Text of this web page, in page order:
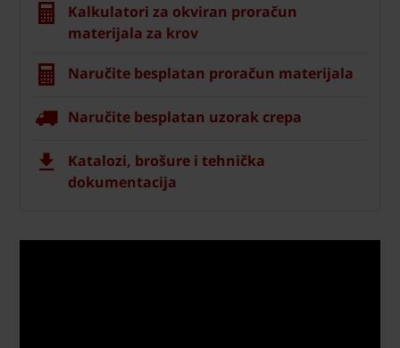
Kalkulatori za okviran proračun
materijala za krov
Naručite besplatan proračun materijala
Naručite besplatan uzorak crepa
Katalozi, brošure i tehnička
dokumentacija